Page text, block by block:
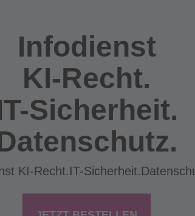
Infodienst
KI-Recht.
Sicherheit.
KI-Recht.IT-